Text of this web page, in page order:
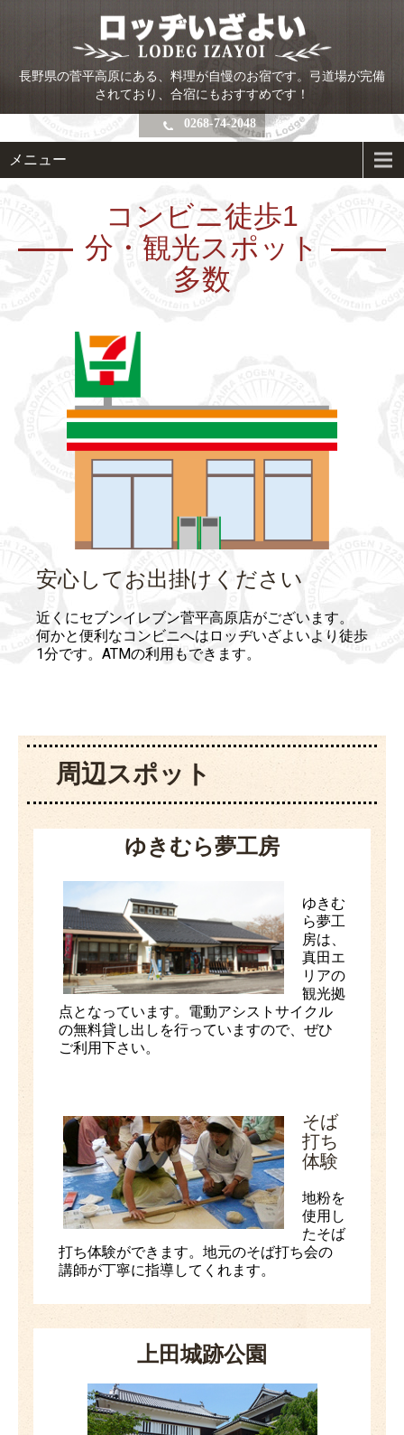
長野県の菅平高原にある、料理が自慢のお宿です。弓道場が完備
されており、合宿にもおすすめです！
0268-74-2048
メニュー
コンビニ徒歩1
分・観光スポット
多数
安心してお出掛けください
近くにセブンイレブン菅平高原店がございます。
何かと便利なコンビニへはロッヂいざよいより徒歩
1分です。ATMの利用もできます。
周辺スポット
ゆきむら夢工房
ゆきむ
ら夢工
房は、
真田エ
リアの
観光拠
点となっています。電動アシストサイクル
の無料貸し出しを行っていますので、ぜひ
ご利用下さい。
そば
打ち
体験
地粉を
使用し
たそば
打ち体験ができます。地元のそば打ち会の
講師が丁寧に指導してくれます。
上田城跡公園